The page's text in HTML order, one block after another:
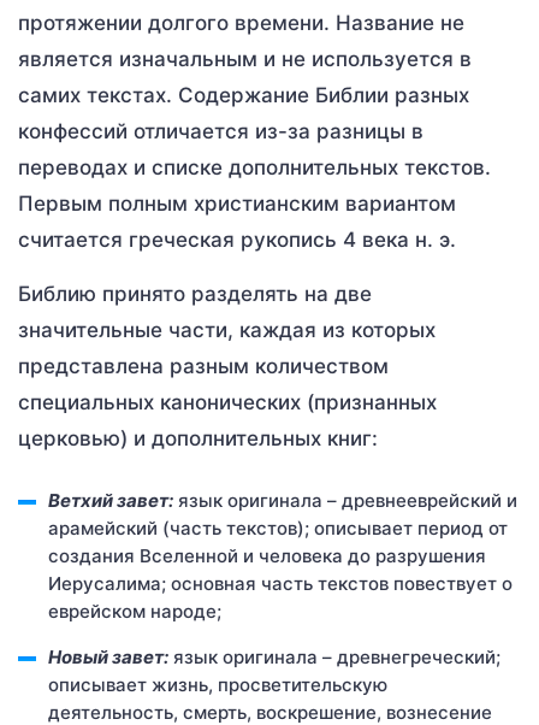
протяжении долгого времени. Название не
является изначальным и не используется в
самих текстах. Содержание Библии разных
конфессий отличается из-за разницы в
переводах и списке дополнительных текстов.
Первым полным христианским вариантом
считается греческая рукопись 4 века н. э.
Библию принято разделять на две
значительные части, каждая из которых
представлена разным количеством
специальных канонических (признанных
церковью) и дополнительных книг:
Ветхий завет: язык оригинала – древнееврейский и
арамейский (часть текстов); описывает период от
создания Вселенной и человека до разрушения
Иерусалима; основная часть текстов повествует о
еврейском народе;
Новый завет: язык оригинала – древнегреческий;
описывает жизнь, просветительскую
деятельность, смерть, воскрешение, вознесение